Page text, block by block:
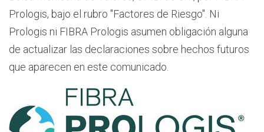
Prologis, bajo el rubro "Factores de Riesgo". Ni
Prologis ni FIBRA Prologis asumen obligación alguna
de actualizar las declaraciones sobre hechos futuros
que aparecen en este comunicado.